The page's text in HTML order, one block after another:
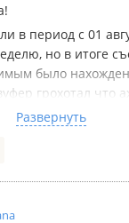
в период с 01
но в итоге
было
грохотал что
днем были
периметре просто
руками,
повсеместно…
Развернуть